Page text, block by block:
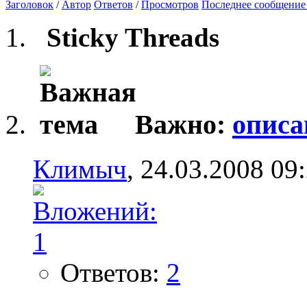
Заголовок / Автор Ответов /Просмотров Последнее сообщение
Sticky Threads
Важно:
Климыч, 24.03.2008
Ответов: 2